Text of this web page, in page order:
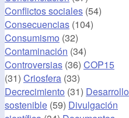
Conflictos sociales (54)
Consecuencias (104)
Consumismo (32)
Contaminación (34)
Controversias (36) COP15
(31) Criosfera (33)
Decrecimiento (31) Desarrollo
sostenible (59) Divulgación